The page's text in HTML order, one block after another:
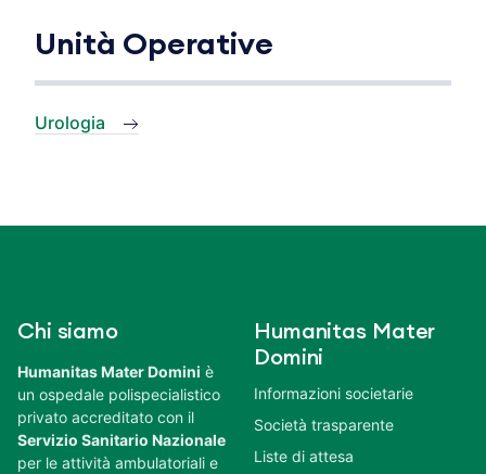
Unità Operative
Urologia
Chi siamo
Humanitas Mater Domini è
un ospedale polispecialistico
privato accreditato con il
Servizio Sanitario Nazionale
per le attività ambulatoriali e
Humanitas Mater
Domini
Informazioni societarie
Società trasparente
Liste di attesa